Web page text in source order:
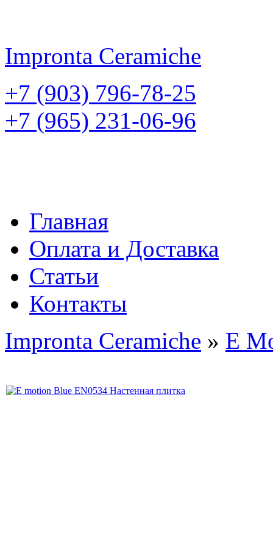
Impronta Ceramiche
+7 (903) 796-78-25
+7 (965) 231-06-96
Главная
Оплата и Доставка
Статьи
Контакты
Impronta Ceramiche » E